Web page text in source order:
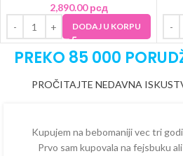
2,890.00рсд
DODAJ U KORPU
PREKO 85 000
PROČITAJTE NEDAVNA
Kupujem na bebomaniji vec tri
Prvo sam kupovala na fejsbuku